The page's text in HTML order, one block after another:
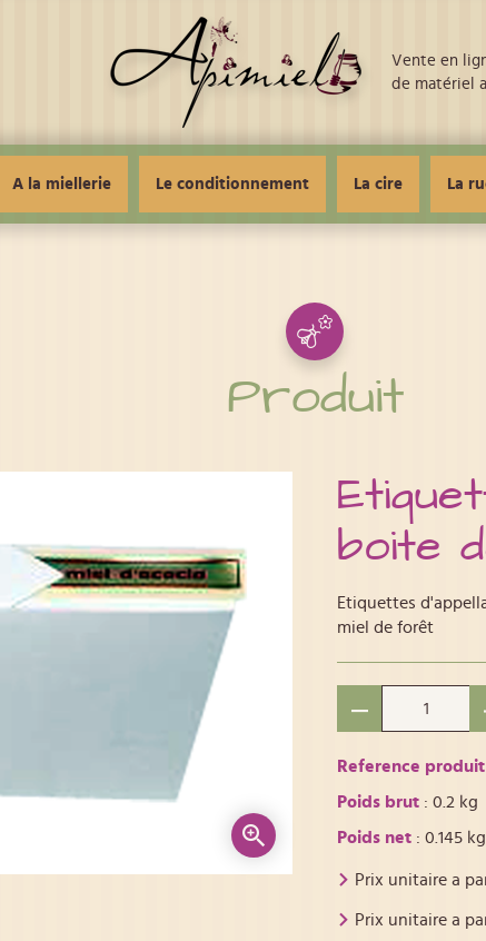
Produit
boite
Etiquettes
miel de forêt
Reference produit
Poids brut : 0.2 kg
Poids net : 0.145 kg
Prix unitaire a
Prix unitaire a
Vente en
de matériel
A la miellerie Le conditionnement La cire La